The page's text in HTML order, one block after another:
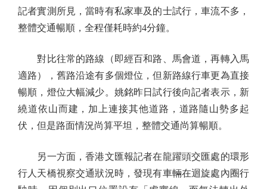
記者實測所見，當時有私家車及的士試行，車流不多，
整體交通暢順，全程僅耗時約4分鐘。
對比往常的路線（即經百和路、馬會道，再轉入馬
適路），舊路沿途有多個燈位，但新路線行車更為直接
暢順，燈位大幅減少。姚銘昨日試行後向記者表示，新
繞道依山而建，加上連接其他道路，道路隨山勢多起
伏，但是路面情況尚算平坦，整體交通尚算暢順。
另一方面，香港文匯報記者在龍躍頭交匯處的環形
行人天橋視察交通狀況時，發現有車輛在迴旋處內圈行